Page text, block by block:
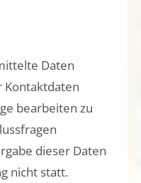
Daten
Kontaktdaten
bearbeiten zu
dieser Daten
nicht statt.